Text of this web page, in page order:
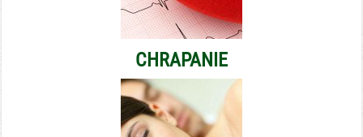
CHRAPANIE